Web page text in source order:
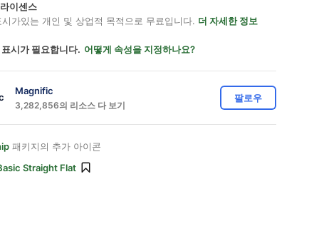
이센스
가있는 개인 및 상업적 목적으로 무료입니다. 더 자세한 정보
시가 필요합니다. 어떻게 속성을 지정하나요?
Magnific
3,282,856의 리소스 다 보기
팔로우
패키지의 추가 아이콘
Straight Flat